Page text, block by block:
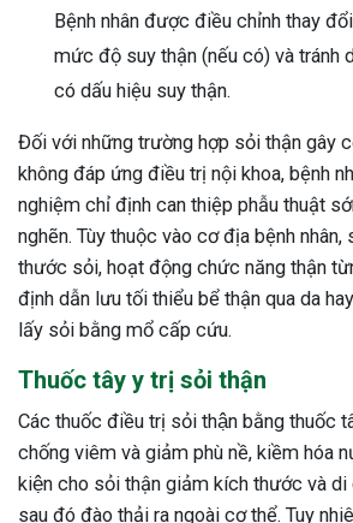
Bệnh nhân được điều chỉnh thay
mức độ suy thận (nếu có) và tránh
có dấu hiệu suy thận.
Đối với những trường hợp sỏi thận gây
không đáp ứng điều trị nội khoa, bệnh
nghiệm chỉ định can thiệp phẫu thuật
nghẽn. Tùy thuộc vào cơ địa bệnh
thước sỏi, hoạt động chức năng thận
định dẫn lưu tối thiểu bể thận qua da
lấy sỏi bằng mổ cấp cứu.
Thuốc tây y trị sỏi thận
Các thuốc điều trị sỏi thận bằng thuốc
chống viêm và giảm phù nề, kiềm hóa
kiện cho sỏi thận giảm kích thước và
sau đó đào thải ra ngoài cơ thể. Tuy